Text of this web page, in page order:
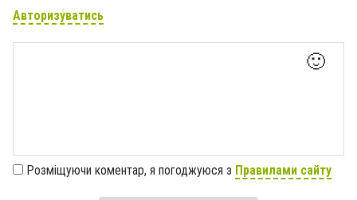
Авторизуватись
🙂
Розміщуючи коментар, я погоджуюся з Правилами сайту